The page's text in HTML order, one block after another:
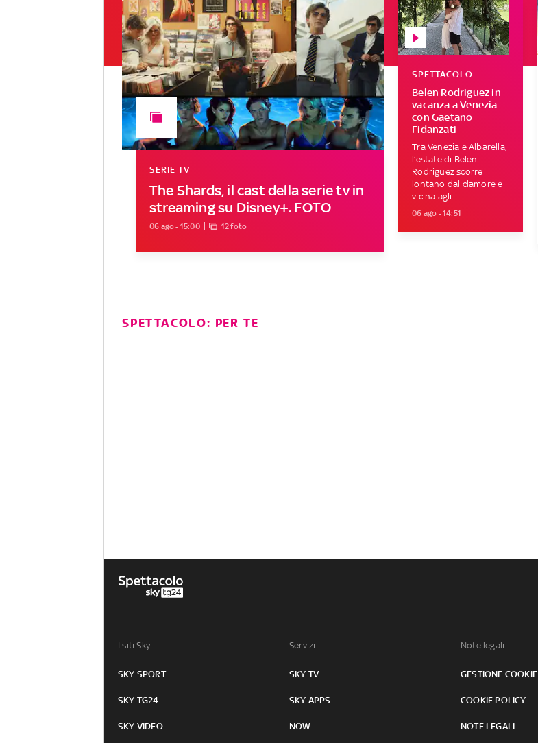
The Shards, il cast della serie tv in
streaming su Disney+. FOTO
SERIE TV
06 ago - 15:00 12 foto
Belen Rodriguez in
vacanza a Venezia
con Gaetano
Fidanzati
SPETTACOLO
Tra Venezia e Albarella,
l’estate di Belen
Rodriguez scorre
lontano dal clamore e
vicina agli...
06 ago - 14:51
SPETTACOLO: PER TE
I siti Sky:
SKY SPORT
SKY TG24
SKY VIDEO
Servizi:
SKY TV
SKY APPS
NOW
Note legali:
GESTIONE COOKIE
COOKIE POLICY
NOTE LEGALI